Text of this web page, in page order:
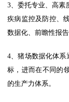
3、委托专业、高素
疾病监控及防控、
数据化、前瞻性报告
4、猪场数据化体
标，进而在不同的
的生产力体系。